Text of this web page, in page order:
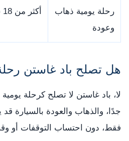
رحلة يومية ذهاب
وعودة
أكثر من 18 ساعة قيادة فقط
هل تصلح باد غاستن
لا، باد غاستن لا تصلح كرحلة
فقط، دون احتساب التوقفات أو